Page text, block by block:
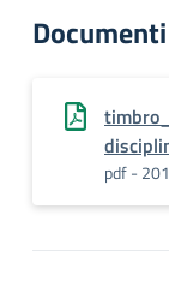
Documenti
pdf -